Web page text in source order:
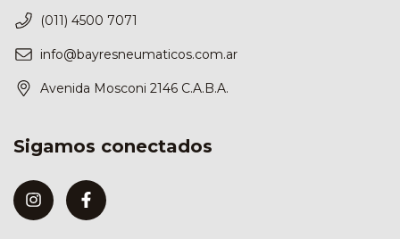
(011) 4500 7071
info@bayresneumaticos.com.ar
Avenida Mosconi 2146 C.A.B.A.
Sigamos conectados